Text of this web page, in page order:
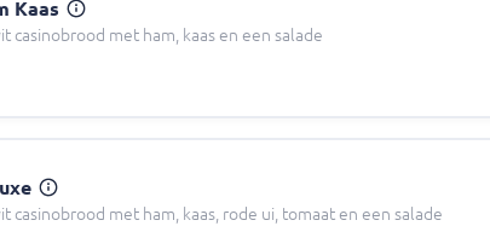
Kaas
casinobrood met ham, kaas en een salade
casinobrood met ham, kaas, rode ui, tomaat en een salade